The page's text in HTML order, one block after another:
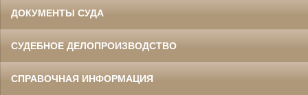
ДОКУМЕНТЫ СУДА
СУДЕБНОЕ ДЕЛОПРОИЗВОДСТВО
СПРАВОЧНАЯ ИНФОРМАЦИЯ